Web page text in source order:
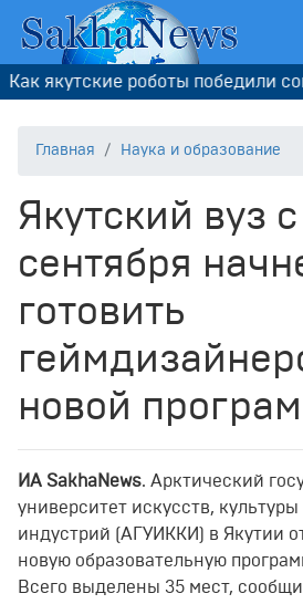
якутские роботы победили
Главная Наука и образование
Якутский вуз с
сентября
готовить
новой
ИА SakhaNews. Арктический
университет искусств,
индустрий (АГУИККИ) в Якутии
новую образовательную
Всего выделены 35 мест,